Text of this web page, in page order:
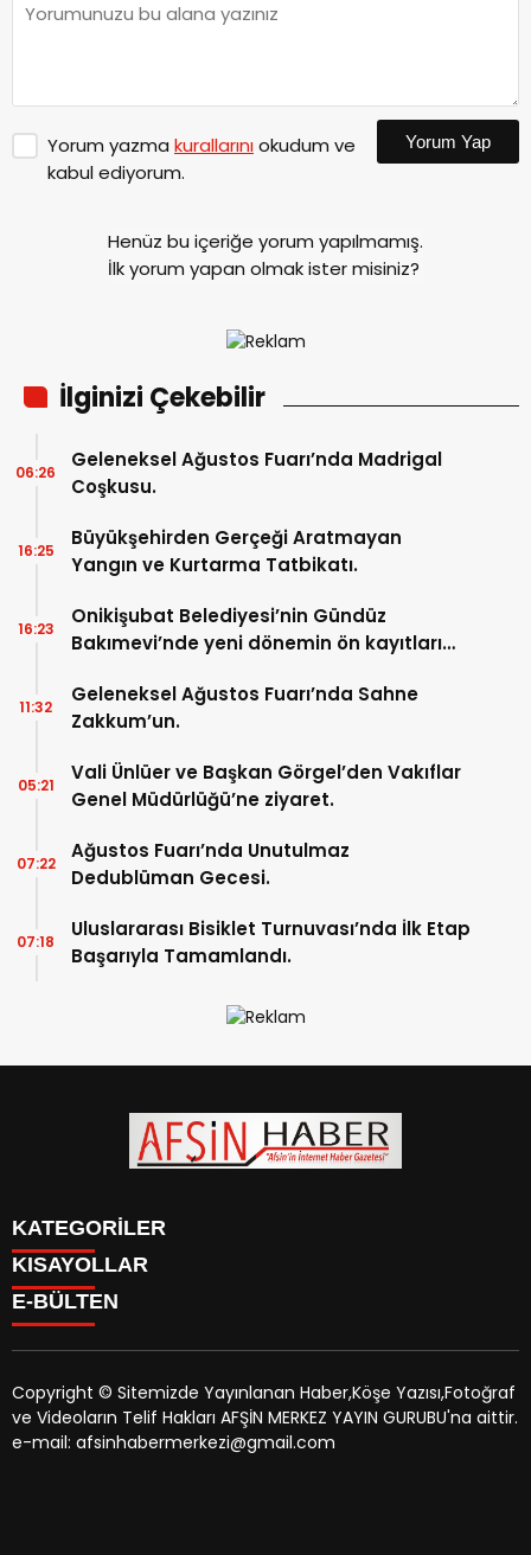
Yorum yazma kurallarınıokudum ve
kabul ediyorum.
Yorum Yap
Henüz bu içeriğe yorum yapılmamış.
İlk yorum yapan olmak ister misiniz?
İlginizi Çekebilir
Geleneksel Ağustos Fuarı’nda Madrigal
Coşkusu.
06:26
Büyükşehirden Gerçeği Aratmayan
Yangın ve Kurtarma Tatbikatı.
16:25
Onikişubat Belediyesi’nin Gündüz
Bakımevi’nde yeni dönemin ön kayıtları
16:23
Geleneksel Ağustos Fuarı’nda Sahne
Zakkum’un.
11:32
Vali Ünlüer ve Başkan Görgel’den Vakıflar
Genel Müdürlüğü’ne ziyaret.
05:21
Ağustos Fuarı’nda Unutulmaz
Dedublüman Gecesi.
07:22
Uluslararası Bisiklet Turnuvası’nda İlk Etap
Başarıyla Tamamlandı.
07:18
KATEGORİLER
SİYASET
EĞİTİM
MAGAZİN
MANŞETLER
ÖZEL HABER
KISAYOLLAR
SİYASET
EĞİTİM
KÜLTÜR SANAT
MAGAZİN
MANŞETLER
E-BÜLTEN
afsinhaber.com e-bültenine abone olarak, tarafınıza haber,
duyuru ve kampanya içerikli e-postaların gönderilmesini
Copyright © Sitemizde Yayınlanan Haber,Köşe Yazısı,Fotoğraf
ve Videoların Telif Hakları AFŞİN MERKEZ YAYIN GURUBU'na aittir.
e-mail: afsinhabermerkezi@gmail.com